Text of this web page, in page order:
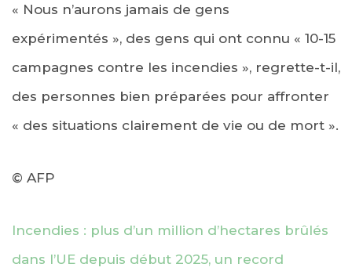
« Nous n’aurons jamais de gens
expérimentés », des gens qui ont connu « 10-15
campagnes contre les incendies », regrette-t-il,
des personnes bien préparées pour affronter
« des situations clairement de vie ou de mort ».
© AFP
Incendies : plus d’un million d’hectares brûlés
dans l’UE depuis début 2025, un record